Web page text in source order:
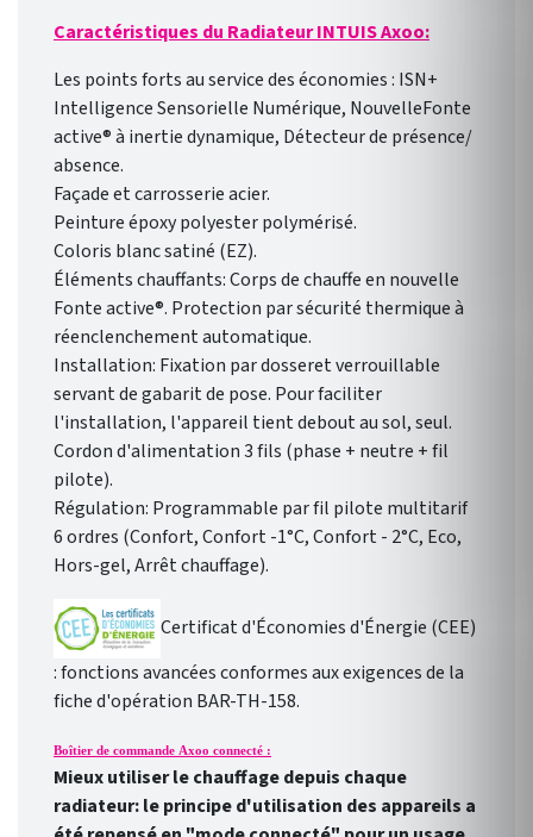
Caractéristiques du Radiateur INTUIS Axoo:
Les points forts au service des économies : ISN+
Intelligence Sensorielle Numérique, NouvelleFonte
active® à inertie dynamique, Détecteur de présence/
absence.
Façade et carrosserie acier.
Peinture époxy polyester polymérisé.
Coloris blanc satiné (EZ).
Éléments chauffants: Corps de chauffe en nouvelle
Fonte active®. Protection par sécurité thermique à
réenclenchement automatique.
Installation: Fixation par dosseret verrouillable
servant de gabarit de pose. Pour faciliter
l'installation, l'appareil tient debout au sol, seul.
Cordon d'alimentation 3 fils (phase + neutre + fil
pilote).
Régulation: Programmable par fil pilote multitarif
6 ordres (Confort, Confort -1°C, Confort - 2°C, Eco,
Hors-gel, Arrêt chauffage).
Certificat d'Économies d'Énergie (CEE)
: fonctions avancées conformes aux exigences de la
fiche d'opération BAR-TH-158.
Boîtier de commande Axoo connecté :
Mieux utiliser le chauffage depuis chaque
radiateur: le principe d'utilisation des appareils a